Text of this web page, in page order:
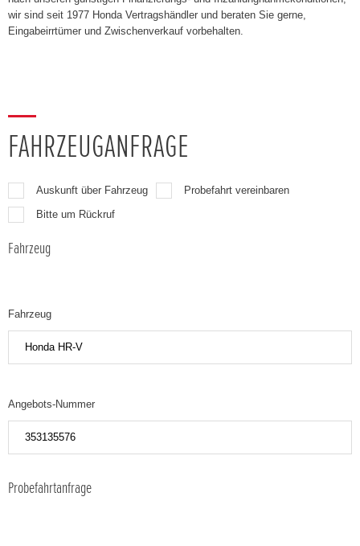
wir sind seit 1977 Honda Vertragshändler und beraten Sie gerne,
Eingabeirrtümer und Zwischenverkauf vorbehalten.
FAHRZEUGANFRAGE
Auskunft über Fahrzeug
Probefahrt vereinbaren
Bitte um Rückruf
Fahrzeug
Fahrzeug
Angebots-Nummer
Probefahrtanfrage